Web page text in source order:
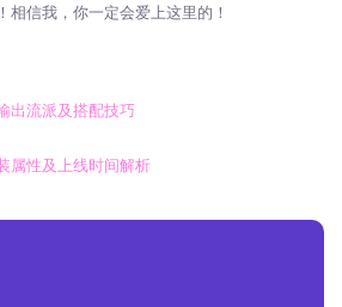
相信我，你一定会爱上这里的！
出流派及搭配技巧
属性及上线时间解析